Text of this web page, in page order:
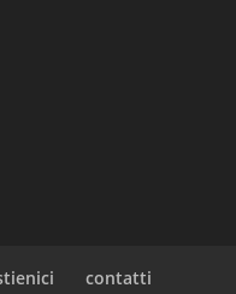
contatti